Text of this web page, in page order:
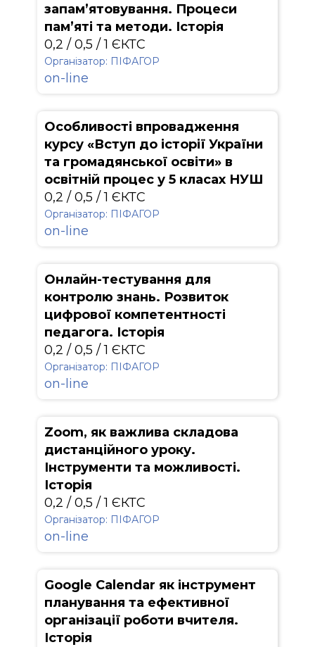
запам’ятовування. Процеси
пам’яті та методи. Історія
0,2 / 0,5 / 1 ЄКТС
Організатор: ПІФАГОР
on-line
Особливості впровадження
курсу «Вступ до історії України
та громадянської освіти» в
освітній процес у 5 класах НУШ
0,2 / 0,5 / 1 ЄКТС
Організатор: ПІФАГОР
on-line
Онлайн-тестування для
контролю знань. Розвиток
цифрової компетентності
педагога. Історія
0,2 / 0,5 / 1 ЄКТС
Організатор: ПІФАГОР
on-line
Zoom, як важлива складова
дистанційного уроку.
Інструменти та можливості.
Історія
0,2 / 0,5 / 1 ЄКТС
Організатор: ПІФАГОР
on-line
Google Calendar як інструмент
планування та ефективної
організації роботи вчителя.
Історія